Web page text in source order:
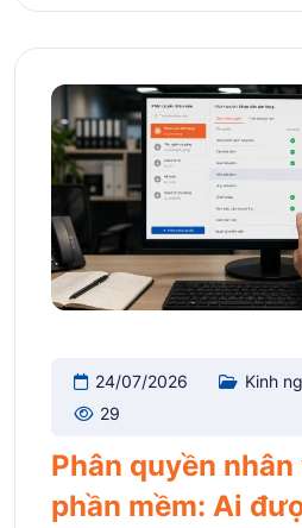
24/07/2026
Kinh
29
Phân quyền
phần mềm: Ai